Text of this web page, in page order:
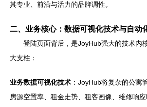
其专业、前沿与活力的品牌调性。
二、业务核心：数据可视化技术与自动
登陆页面背后，是JoyHub强大的技术内
大支柱：
业务数据可视化技术 ：JoyHub将复杂的公
房源空置率、租金走势、租客画像、维修响